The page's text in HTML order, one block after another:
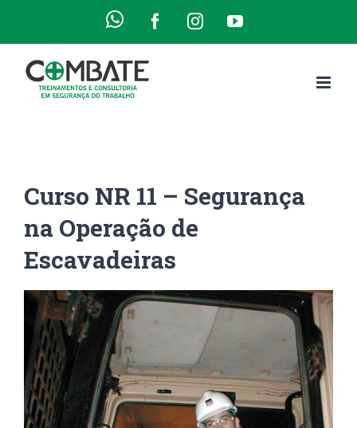
conteúdo
WhatsApp
FacebookInstagramYouTube
Curso NR 11 – Segurança
na Operação de
Escavadeiras